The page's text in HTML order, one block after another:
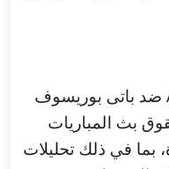
يمكن متابعة مباراة Af Elbasani ضد باتى بوريسوف
بث المباريات
بما في ذلك تحليلات